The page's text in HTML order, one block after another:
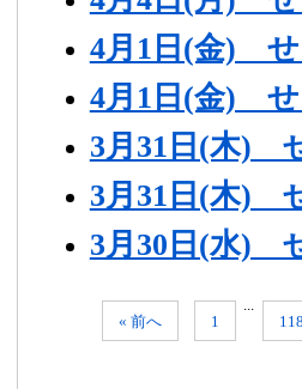
4月1日(金) せ
4月1日(金) せ
3月31日(木)
3月31日(木)
3月30日(水)
« 前へ 1